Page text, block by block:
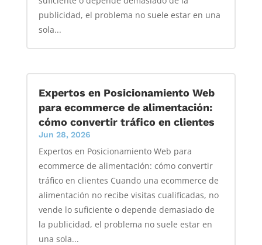
publicidad, el problema no suele estar en una
sola...
Expertos en Posicionamiento Web
para ecommerce de alimentación:
cómo convertir tráfico en clientes
Jun 28, 2026
Expertos en Posicionamiento Web para
ecommerce de alimentación: cómo convertir
tráfico en clientes Cuando una ecommerce de
alimentación no recibe visitas cualificadas, no
vende lo suficiente o depende demasiado de
la publicidad, el problema no suele estar en
una sola...